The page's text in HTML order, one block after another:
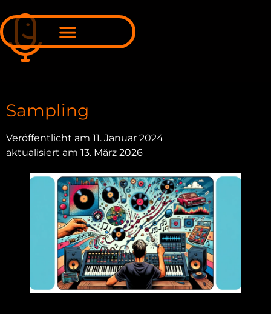
Sampling
Veröffentlicht am 11. Januar 2024
aktualisiert am 13. März 2026